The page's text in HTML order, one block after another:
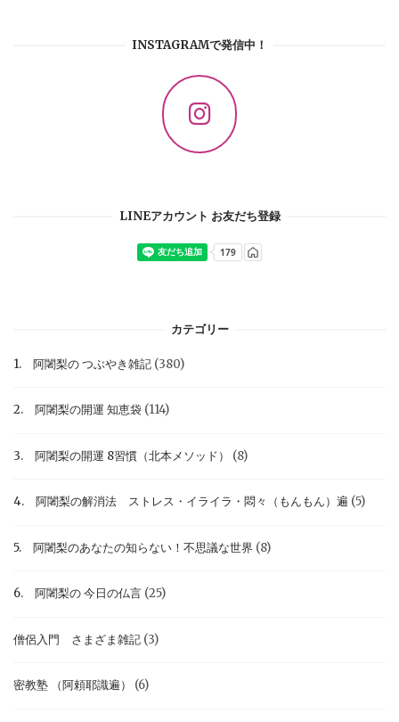
INSTAGRAMで発信中！
LINEアカウント お友だち登録
カテゴリー
1. 阿闍梨の つぶやき雑記 (380)
2. 阿闍梨の開運 知恵袋 (114)
3. 阿闍梨の開運 8習慣（北本メソッド） (8)
4. 阿闍梨の解消法 ストレス・イライラ・悶々（もんもん）遍 (5)
5. 阿闍梨のあなたの知らない！不思議な世界 (8)
6. 阿闍梨の 今日の仏言 (25)
僧侶入門 さまざま雑記 (3)
密教塾 （阿頼耶識遍） (6)